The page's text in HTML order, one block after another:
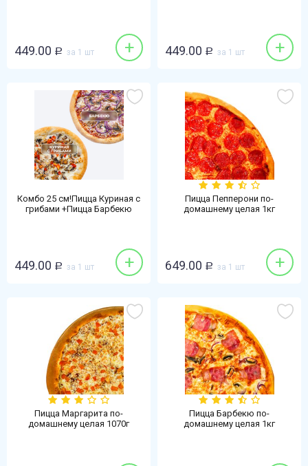
449.00 Р за 1 шт + 449.00 Р за 1 шт +
Комбо 25 см!Пицца Куриная с
грибами +Пицца Барбекю
449.00 Р за 1 шт +
Пицца Пепперони по-
домашнему целая 1кг
649.00 Р за 1 шт +
Пицца Маргарита по-
домашнему целая 1070г
Пицца Барбекю по-
домашнему целая 1кг